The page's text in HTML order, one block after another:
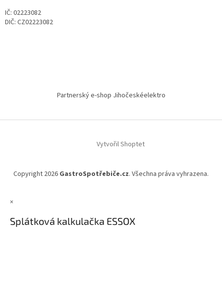
IČ: 02223082
DIČ: CZ02223082
Partnerský e-shop Jihočeskéelektro
Vytvořil Shoptet
Copyright 2026 GastroSpotřebiče.cz. Všechna práva vyhrazena.
×
Splátková kalkulačka ESSOX